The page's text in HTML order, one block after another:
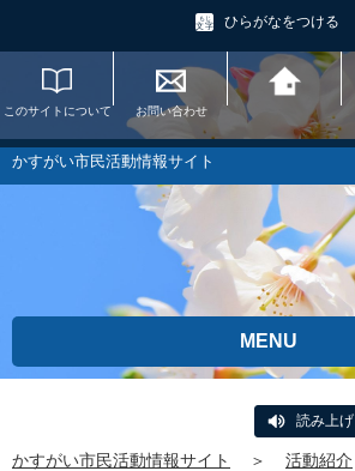
ひらがなをつける
このサイトについて お問い合わせ
かすがい市民活動情
報サイトへ戻る
かすがい市民活動情報サイト
MENU
読み上げ
かすがい市民活動情報サイト ＞ 活動紹介